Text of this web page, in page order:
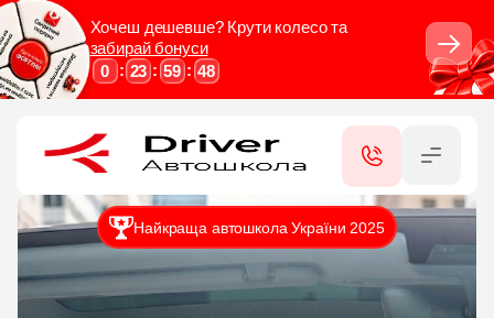
Хочеш дешевше? Крути колесо та
забирай бонуси
0
: 23 : 59 : 46
Закрити
RU UA
КАТЕГОРІЇ
ПОСЛУГИ
СЕРТИФІКАТИ
Найкраща автошкола України 2025